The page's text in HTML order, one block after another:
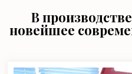
В
новейшее